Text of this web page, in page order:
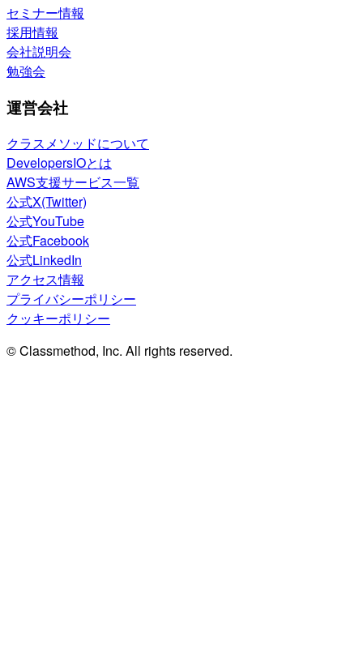
セミナー情報
採用情報
会社説明会
勉強会
運営会社
クラスメソッドについて
DevelopersIOとは
AWS支援サービス一覧
公式X(Twitter)
公式YouTube
公式Facebook
公式LinkedIn
アクセス情報
プライバシーポリシー
クッキーポリシー
© Classmethod, Inc. All rights reserved.